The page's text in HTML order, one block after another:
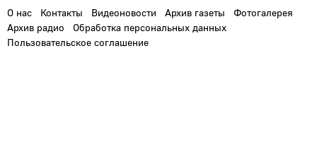
О нас Контакты Видеоновости Архив газеты
Фотогалерея
Архив радио
Обработка персональных данных
Пользовательское соглашение